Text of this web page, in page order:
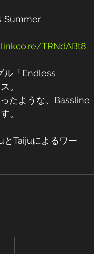
Summer
TRNdABt8
ル「Endless
。
たような、Bassline
。
とTaijuによるワー